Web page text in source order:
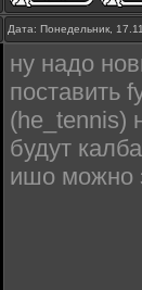
Дата: Понедельник,
ну надо
поставить
(he_tennis)
будут
ишо можно